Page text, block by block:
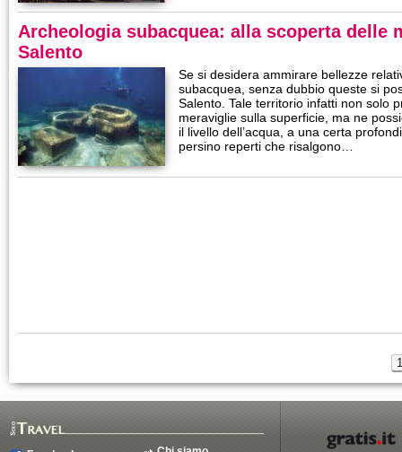
Archeologia subacquea: alla scoperta delle
Salento
Se si desidera ammirare bellezze
subacquea, senza dubbio queste si
Salento. Tale territorio infatti non solo
meraviglie sulla superficie, ma ne
il livello dell’acqua, a una certa
persino reperti che risalgono…
1